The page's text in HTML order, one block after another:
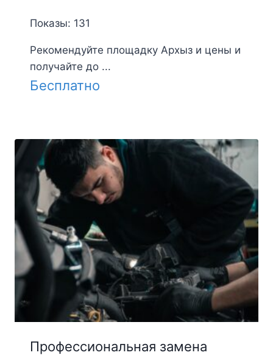
Показы: 131
Рекомендуйте площадку Архыз и цены и
получайте до ...
Бесплатно
Профессиональная замена